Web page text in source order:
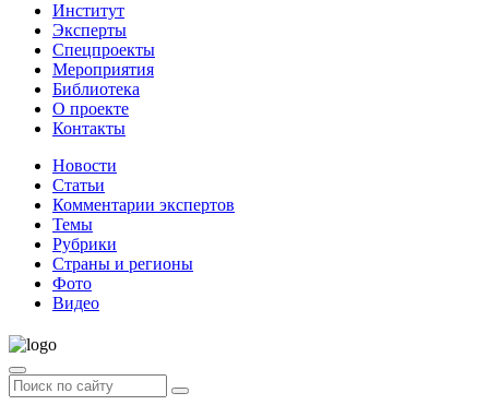
Институт
Эксперты
Спецпроекты
Мероприятия
Библиотека
О проекте
Контакты
Новости
Статьи
Комментарии экспертов
Темы
Рубрики
Страны и регионы
Фото
Видео